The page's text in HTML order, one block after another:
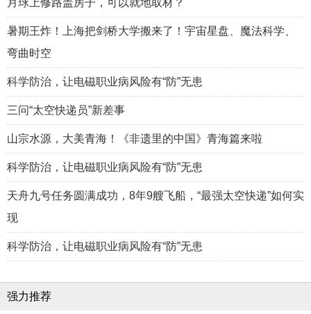
月球上修路盖房子，可以就地取材？
暑期王炸！上海把剑桥大学搬来了！宇宙星盘、魔法科学、
弯曲时空
科学防治，让电磁职业病风险有“防”无患
三问“太空快递员”新差事
山宗水源，大美青海！《非遗里的中国》青海篇来啦
科学防治，让电磁职业病风险有“防”无患
天舟九号任务圆满成功，8年9艘飞船，“最强太空快递”如何实
现
科学防治，让电磁职业病风险有“防”无患
强力推荐